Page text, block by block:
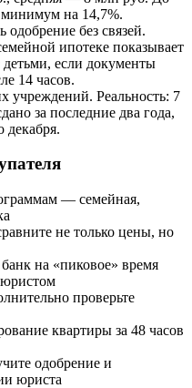
минимум на 14,7%.
без связей.
ипотеке показывает
если документы
14 часов.
учреждений. Реальность: 7
за последние два года,
декабря.
— семейная,
не только цены, но
на «пиковое» время
проверьте
квартиры за 48 часов
одобрение и
юриста